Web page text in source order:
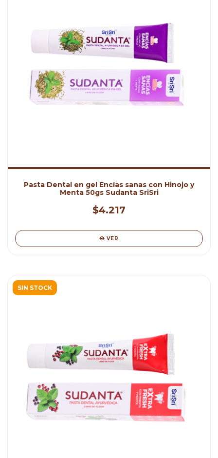
Pasta Dental en gel Encías sanas con Hinojo y
Menta 50gs Sudanta SriSri
$4.217
VER
SIN STOCK